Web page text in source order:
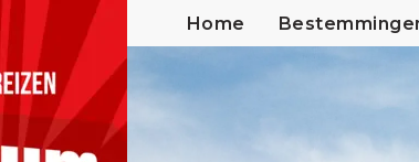
Home